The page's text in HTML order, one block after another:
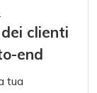
clienti
end
tua